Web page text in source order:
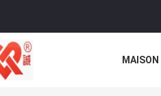
MAISON